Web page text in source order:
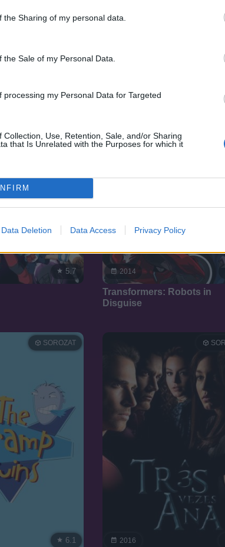
the Sharing of my personal data.
Sale of my Personal Data.
processing my Personal Data for Targeted
Collection, Use, Retention, Sale, and/or Sharing
that Is Unrelated with the Purposes for which it
Data Deletion Data Access Privacy Policy
5.7 2014
Transformers: Robots in
Disguise
SOROZAT
6.1 2016